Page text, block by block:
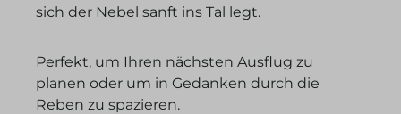
sich der Nebel sanft ins Tal legt.
Perfekt, um Ihren nächsten Ausflug zu
planen oder um in Gedanken durch die
Reben zu spazieren.